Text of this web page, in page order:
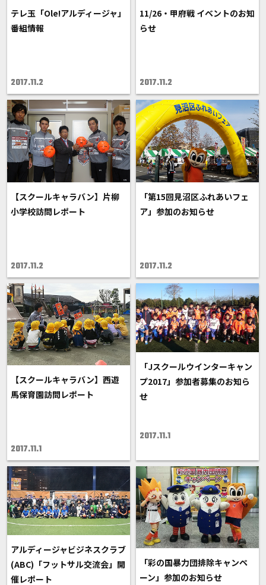
テレ玉「Ole!アルディージャ」
番組情報
2017.11.2
11/26・甲府戦 イベントのお知
らせ
2017.11.2
【スクールキャラバン】片柳
小学校訪問レポート
2017.11.2
「第15回見沼区ふれあいフェ
ア」参加のお知らせ
2017.11.2
【スクールキャラバン】西遊
馬保育園訪問レポート
2017.11.1
「Jスクールウインターキャン
プ2017」参加者募集のお知ら
せ
2017.11.1
アルディージャビジネスクラブ
(ABC)「フットサル交流会」開
催レポート
「彩の国暴力団排除キャンペ
ーン」参加のお知らせ